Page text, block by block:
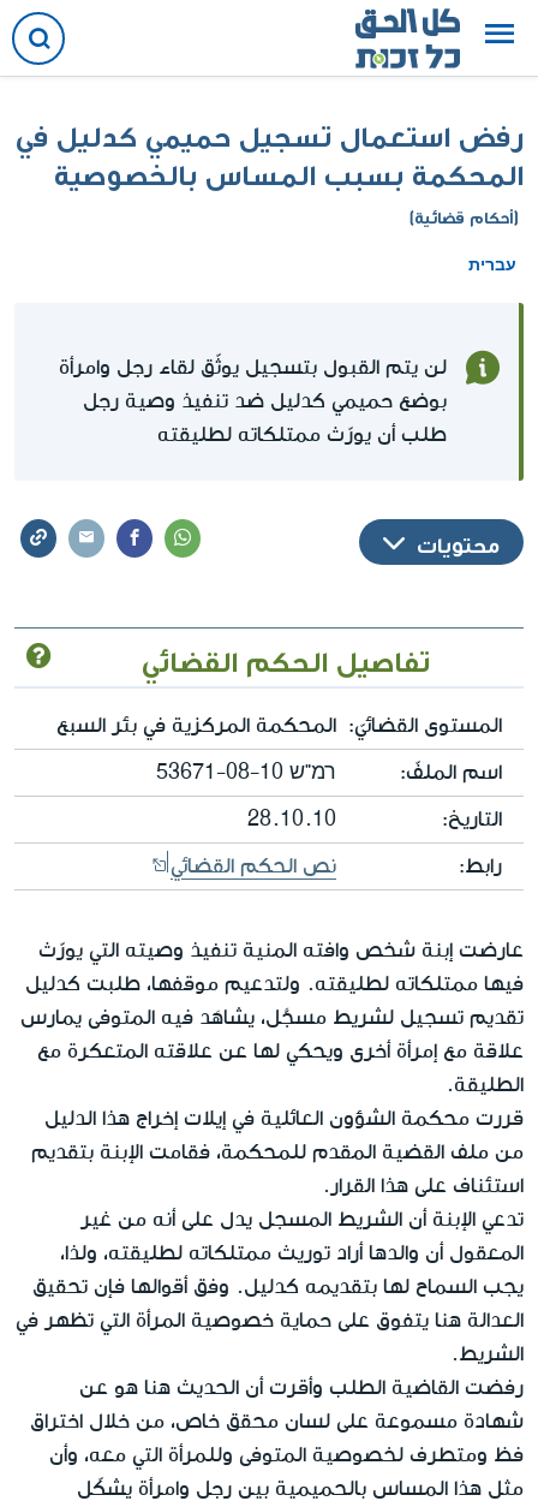
رفض استعمال تسجيل حميمي كدليل في
المحكمة بسبب المساس بالخصوصية
(أحكام قضائية)
עברית
لن يتم القبول بتسجيل يوثّق لقاء رجل وامرأة
بوضع حميمي كدليل ضد تنفيذ وصية رجل
طلب أن يورّث ممتلكاته لطليقته
محتويات
تفاصيل الحكم القضائي
المستوى القضائيّ: المحكمة المركزية في بئر السبع
اسم الملفّ: רמ"ש 53671-08-10
التاريخ: 28.10.10
رابط: نص الحكم القضائي
عارضت إبنة شخص وافته المنية تنفيذ وصيته التي يورّث
فيها ممتلكاته لطليقته. ولتدعيم موقفها، طلبت كدليل
تقديم تسجيل لشريط مسجَّل، يشاهَد فيه المتوفى يمارس
علاقة مع إمرأة أخرى ويحكي لها عن علاقته المتعكرة مع
الطليقة.
قررت محكمة الشؤون العائلية في إيلات إخراج هذا الدليل
من ملف القضية المقدم للمحكمة، فقامت الإبنة بتقديم
استئناف على هذا القرار.
تدعي الإبنة أن الشريط المسجل يدل على أنه من غير
المعقول أن والدها أراد توريث ممتلكاته لطليقته، ولذا،
يجب السماح لها بتقديمه كدليل. وفق أقوالها فإن تحقيق
العدالة هنا يتفوق على حماية خصوصية المرأة التي تظهر في
الشريط.
رفضت القاضية الطلب وأقرت أن الحديث هنا هو عن
شهادة مسموعة على لسان محقق خاص، من خلال اختراق
فظ ومتطرف لخصوصية المتوفى وللمرأة التي معه، وأن
مثل هذا المساس بالحميمية بين رجل وامرأة يشكّل